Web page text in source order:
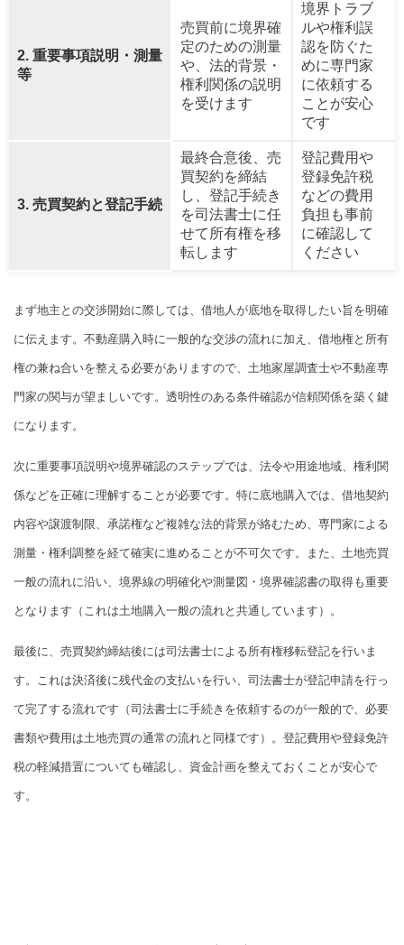
2. 重要事項説明・測量
等
売買前に境界確
定のための測量
や、法的背景・
権利関係の説明
を受けます
境界トラブ
ルや権利誤
認を防ぐた
めに専門家
に依頼する
ことが安心
です
3. 売買契約と登記手続
最終合意後、売
買契約を締結
し、登記手続き
を司法書士に任
せて所有権を移
転します
登記費用や
登録免許税
などの費用
負担も事前
に確認して
ください
まず地主との交渉開始に際しては、借地人が底地を取得したい旨を明確
に伝えます。不動産購入時に一般的な交渉の流れに加え、借地権と所有
権の兼ね合いを整える必要がありますので、土地家屋調査士や不動産専
門家の関与が望ましいです。透明性のある条件確認が信頼関係を築く鍵
になります。
次に重要事項説明や境界確認のステップでは、法令や用途地域、権利関
係などを正確に理解することが必要です。特に底地購入では、借地契約
内容や譲渡制限、承諾権など複雑な法的背景が絡むため、専門家による
測量・権利調整を経て確実に進めることが不可欠です。また、土地売買
一般の流れに沿い、境界線の明確化や測量図・境界確認書の取得も重要
となります（これは土地購入一般の流れと共通しています）。
最後に、売買契約締結後には司法書士による所有権移転登記を行いま
す。これは決済後に残代金の支払いを行い、司法書士が登記申請を行っ
て完了する流れです（司法書士に手続きを依頼するのが一般的で、必要
書類や費用は土地売買の通常の流れと同様です）。登記費用や登録免許
税の軽減措置についても確認し、資金計画を整えておくことが安心で
す。